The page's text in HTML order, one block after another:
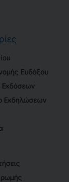
Ευδόξου
Εκδόσεων
Εκδηλώσεων